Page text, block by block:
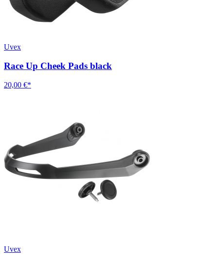
Uvex
Race Up Cheek Pads black
20,00 €*
Uvex